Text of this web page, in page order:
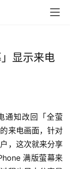
显示来电
通知改回「全萤
来电画面，针对
，这次就来分享
满版萤幕来